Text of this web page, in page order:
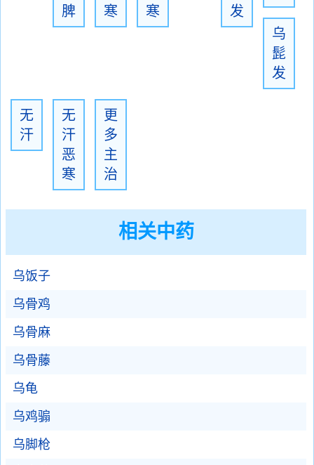
脾
寒
寒
发
乌
髭
发
无
汗
无
汗
恶
寒
更
多
主
治
相关中药
乌饭子
乌骨鸡
乌骨麻
乌骨藤
乌龟
乌鸡骟
乌脚枪